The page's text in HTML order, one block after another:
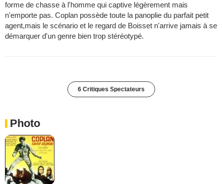
forme de chasse à l'homme qui captive légèrement mais
n'emporte pas. Coplan possède toute la panoplie du parfait petit
agent,mais le scénario et le regard de Boisset n'arrive jamais à se
démarquer d'un genre bien trop stéréotypé.
6 Critiques Spectateurs
Photo